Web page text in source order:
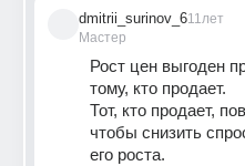
dmitrii_surinov_6
Мастер
11лет
Рост цен выгоден
тому, кто продает.
Тот, кто продает,
чтобы снизить
его роста.